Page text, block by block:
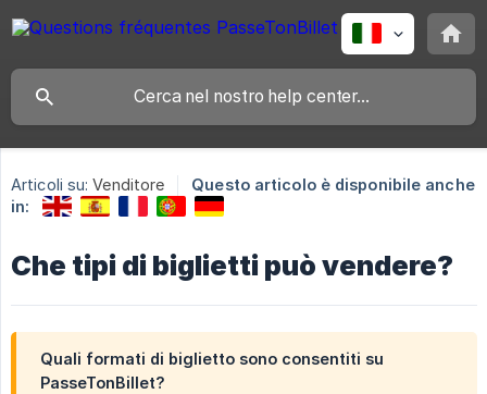
Articoli su: Venditore
Questo articolo è disponibile anche
in:
Che tipi di biglietti può vendere?
Quali formati di biglietto sono consentiti su
PasseTonBillet?